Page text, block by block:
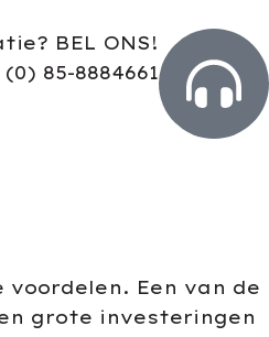
BEL ONS!
(0) 85-8884661
Een van de
grote investeringen